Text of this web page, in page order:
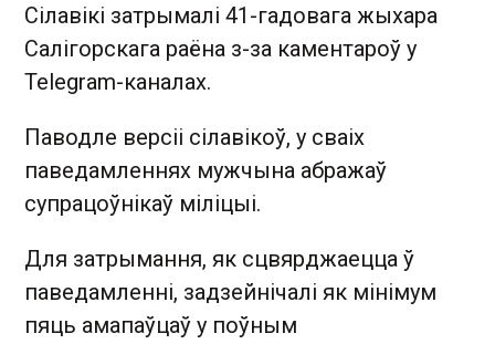
Сілавікі затрымалі 41-гадовага жыхара
Салігорскага раёна з-за каментароў у
Telegram-каналах.
Паводле версіі сілавікоў, у сваіх
паведамленнях мужчына абражаў
супрацоўнікаў міліцыі.
Для затрымання, як сцвярджаецца ў
паведамленні, задзейнічалі як мінімум
пяць амапаўцаў у поўным